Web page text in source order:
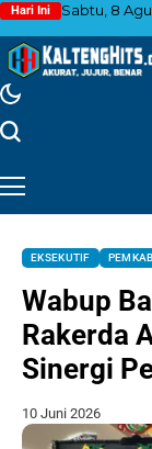
Hari Ini Sabtu, 8
EKSEKUTIF
Wabup
Rakerda
Sinergi
10 Juni 2026